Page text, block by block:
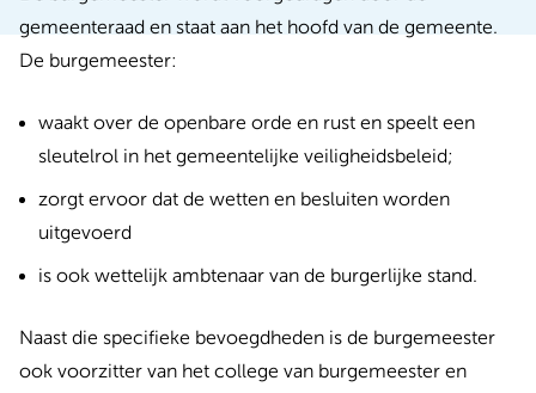
gemeenteraad en staat aan het hoofd van de gemeente.
De burgemeester:
waakt over de openbare orde en rust en speelt een
sleutelrol in het gemeentelijke veiligheidsbeleid;
zorgt ervoor dat de wetten en besluiten worden
uitgevoerd
is ook wettelijk ambtenaar van de burgerlijke stand.
Naast die specifieke bevoegdheden is de burgemeester
ook voorzitter van het college van burgemeester en